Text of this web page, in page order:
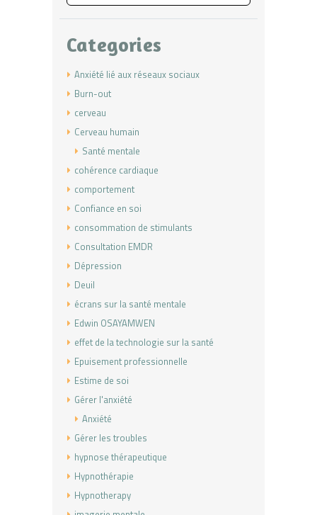
Categories
Anxiété lié aux réseaux sociaux
Burn-out
cerveau
Cerveau humain
Santé mentale
cohérence cardiaque
comportement
Confiance en soi
consommation de stimulants
Consultation EMDR
Dépression
Deuil
écrans sur la santé mentale
Edwin OSAYAMWEN
effet de la technologie sur la santé
Epuisement professionnelle
Estime de soi
Gérer l'anxiété
Anxiété
Gérer les troubles
hypnose thérapeutique
Hypnothérapie
Hypnotherapy